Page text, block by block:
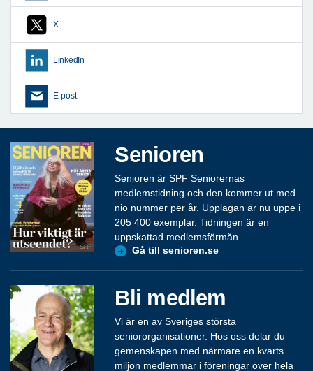
X
LinkedIn
E-post
Senioren
Senioren är SPF Seniorernas
medlemstidning och den kommer ut med
nio nummer per år. Upplagan är nu uppe i
205 400 exemplar. Tidningen är en
uppskattad medlemsförmån.
Gå till senioren.se
Bli medlem
Vi är en av Sveriges största
seniororganisationer. Hos oss delar du
gemenskapen med närmare en kvarts
miljon medlemmar i föreningar över hela